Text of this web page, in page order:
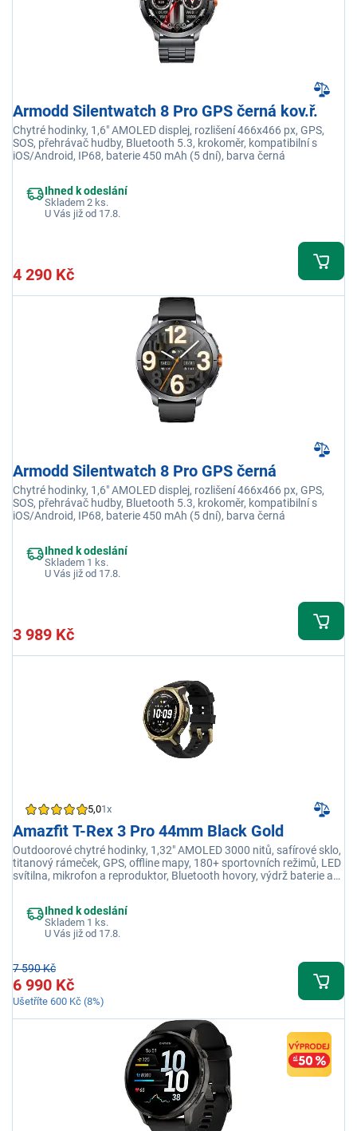
Armodd Silentwatch 8 Pro GPS černá kov.ř.
Chytré hodinky, 1,6" AMOLED displej, rozlišení 466x466 px, GPS,
SOS, přehrávač hudby, Bluetooth 5.3, krokoměr, kompatibilní s
iOS/Android, IP68, baterie 450 mAh (5 dní), barva černá
Ihned k odeslání
Skladem 2 ks.
U Vás již od 17.8.
4 290 Kč
Armodd Silentwatch 8 Pro GPS černá
Chytré hodinky, 1,6" AMOLED displej, rozlišení 466x466 px, GPS,
SOS, přehrávač hudby, Bluetooth 5.3, krokoměr, kompatibilní s
iOS/Android, IP68, baterie 450 mAh (5 dní), barva černá
Ihned k odeslání
Skladem 1 ks.
U Vás již od 17.8.
3 989 Kč
5,01x
Amazfit T-Rex 3 Pro 44mm Black Gold
Outdoorové chytré hodinky, 1,32" AMOLED 3000 nitů, safírové sklo,
titanový rámeček, GPS, offline mapy, 180+ sportovních režimů, LED
svítilna, mikrofon a reproduktor, Bluetooth hovory, výdrž baterie až
Ihned k odeslání
Skladem 1 ks.
U Vás již od 17.8.
7 590 Kč
6 990 Kč
Ušetříte 600 Kč (8%)